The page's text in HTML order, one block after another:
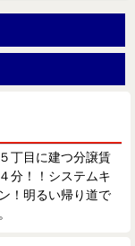
丁目に建つ分譲賃
分！！システムキ
！明るい帰り道で